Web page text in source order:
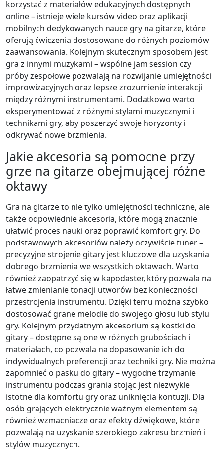
korzystać z materiałów edukacyjnych dostępnych
online – istnieje wiele kursów video oraz aplikacji
mobilnych dedykowanych nauce gry na gitarze, które
oferują ćwiczenia dostosowane do różnych poziomów
zaawansowania. Kolejnym skutecznym sposobem jest
gra z innymi muzykami – wspólne jam session czy
próby zespołowe pozwalają na rozwijanie umiejętności
improwizacyjnych oraz lepsze zrozumienie interakcji
między różnymi instrumentami. Dodatkowo warto
eksperymentować z różnymi stylami muzycznymi i
technikami gry, aby poszerzyć swoje horyzonty i
odkrywać nowe brzmienia.
Jakie akcesoria są pomocne przy
grze na gitarze obejmującej różne
oktawy
Gra na gitarze to nie tylko umiejętności techniczne, ale
także odpowiednie akcesoria, które mogą znacznie
ułatwić proces nauki oraz poprawić komfort gry. Do
podstawowych akcesoriów należy oczywiście tuner –
precyzyjne strojenie gitary jest kluczowe dla uzyskania
dobrego brzmienia we wszystkich oktawach. Warto
również zaopatrzyć się w kapodaster, który pozwala na
łatwe zmienianie tonacji utworów bez konieczności
przestrojenia instrumentu. Dzięki temu można szybko
dostosować grane melodie do swojego głosu lub stylu
gry. Kolejnym przydatnym akcesorium są kostki do
gitary – dostępne są one w różnych grubościach i
materiałach, co pozwala na dopasowanie ich do
indywidualnych preferencji oraz techniki gry. Nie można
zapomnieć o pasku do gitary – wygodne trzymanie
instrumentu podczas grania stojąc jest niezwykle
istotne dla komfortu gry oraz uniknięcia kontuzji. Dla
osób grających elektrycznie ważnym elementem są
również wzmacniacze oraz efekty dźwiękowe, które
pozwalają na uzyskanie szerokiego zakresu brzmień i
stylów muzycznych.